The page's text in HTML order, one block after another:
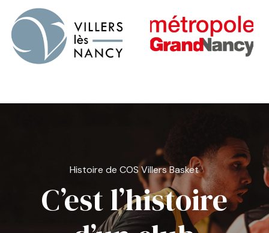
Histoire de COS Villers Basket
C’est l’histoire